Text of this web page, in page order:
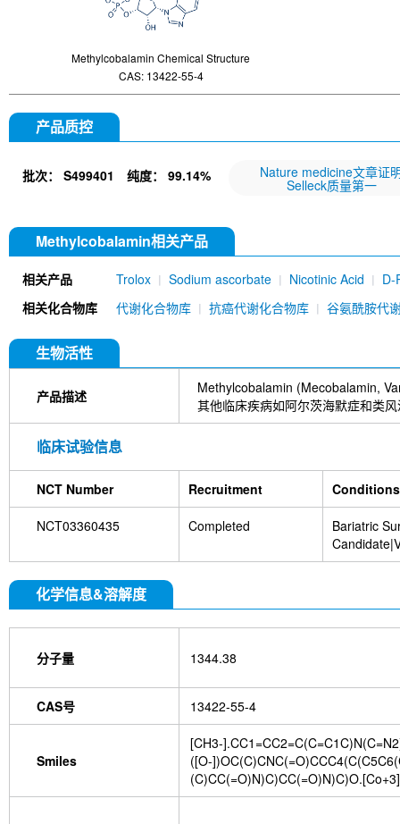
Methylcobalamin Chemical Structure
CAS: 13422-55-4
产品质控
批次： S499401 纯度： 99.14% Nature medicine文章证
Selleck质量第一
Methylcobalamin相关产品
相关产品 Trolox Sodium ascorbate Nicotinic Acid
D-
相关化合物库 代谢化合物库 抗癌代谢化合物库 谷氨酰胺代
生物活性
产品描述
Methylcobalamin (Mecobalamin,
其他临床疾病如阿尔茨海默症和类
临床试验信息
NCT Number Recruitment Conditions
NCT03360435 Completed
Bariatric
化学信息&溶解度
分子量 1344.38
CAS号 13422-55-4
Smiles
[CH3-
([O-
(C)CC(=O)N)C)CC(=O)N)C)O.[Co+3]